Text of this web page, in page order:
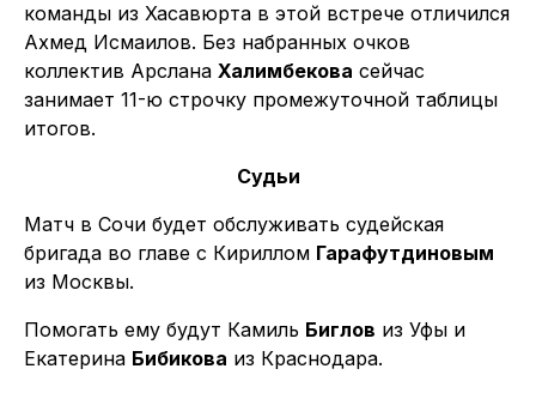
команды из Хасавюрта в этой встрече отличился
Ахмед Исмаилов. Без набранных очков
коллектив Арслана Халимбекова сейчас
занимает 11-ю строчку промежуточной таблицы
итогов.
Судьи
Матч в Сочи будет обслуживать судейская
бригада во главе с Кириллом Гарафутдиновым
из Москвы.
Помогать ему будут Камиль Биглов из Уфы и
Екатерина Бибикова из Краснодара.